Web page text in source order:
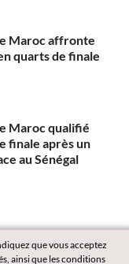
Maroc affronte
quarts de finale
Maroc qualifié
finale après un
au Sénégal
que vous acceptez
ainsi que les conditions